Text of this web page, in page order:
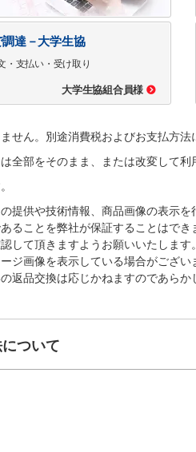
達－大学生協
・支払い・受け取り
大学生協組合員様
ん。別途消費税およびお支払方法
部をそのまま、または改変して利
供や技術情報、商品画像の表示を
ることを弊社が保証することはでき
して頂きますようお願いいたします。
ジ画像を表示している場合がござい
返品交換は応じかねますのであらか
ついて